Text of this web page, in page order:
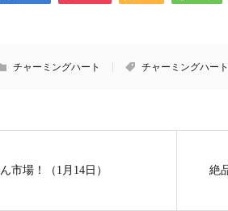
チャーミングハート チャーミングハート
市場！（1月14日） 絶